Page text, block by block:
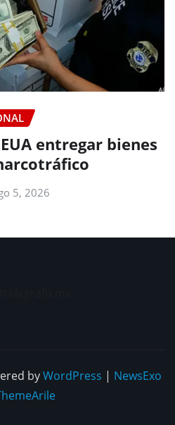
entregar bienes
5, 2026
byWordPress | NewsExo